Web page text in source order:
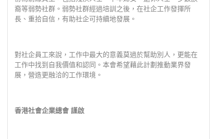
裔等弱勢社群。弱勢社群經過培訓之後，在社企工作發揮所
長、重拾自信，有助社企可持續地發展。
對社企員工來說，工作中最大的意義莫過於幫助別人，更能在
工作中找到自我價值和認同。本會希望藉此計劃推動業界發
展，營造更融洽的工作環境。
香港社會企業總會 謹啟